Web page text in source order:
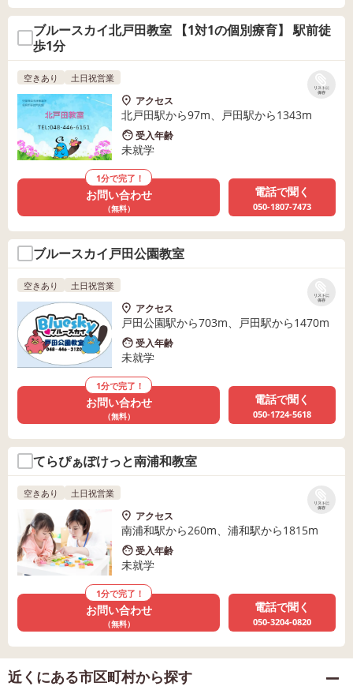
ブルースカイ北戸田教室 【1対1の個別療育】 駅前徒
歩1分
リストに
保存
空きあり 土日祝営業
アクセス
北戸田駅から97m、戸田駅から1343m
受入年齢
未就学
1分で完了！
お問い合わせ
（無料）
電話で聞く
050-1807-7473
ブルースカイ戸田公園教室
リストに
保存
空きあり 土日祝営業
アクセス
戸田公園駅から703m、戸田駅から1470m
受入年齢
未就学
1分で完了！
お問い合わせ
（無料）
電話で聞く
050-1724-5618
てらぴぁぽけっと南浦和教室
リストに
保存
空きあり 土日祝営業
アクセス
南浦和駅から260m、浦和駅から1815m
受入年齢
未就学
1分で完了！
お問い合わせ
（無料）
電話で聞く
050-3204-0820
近くにある市区町村から探す